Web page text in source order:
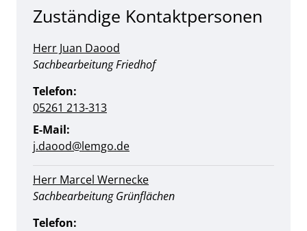
Zuständige Kontaktpersonen
Herr Juan Daood
Position:
Sachbearbeitung Friedhof
Telefon:
05261 213-313
E-Mail:
j.daood@​lemgo.de
Herr Marcel Wernecke
Position:
Sachbearbeitung Grünflächen
Telefon: